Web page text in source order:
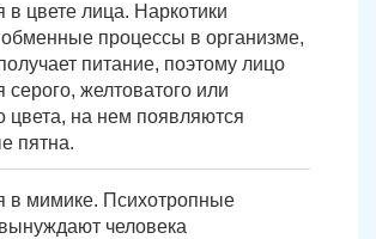
в цвете лица. Наркотики
процессы в организме,
питание, поэтому лицо
серого, желтоватого или
цвета, на нем появляются
пятна.
в мимике. Психотропные
человека